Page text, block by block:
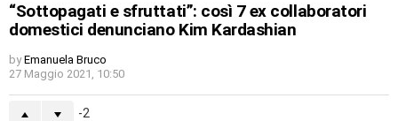
“Sottopagati e sfruttati”: così 7 ex collaboratori
domestici denunciano Kim Kardashian
by Emanuela Bruco
27 Maggio 2021, 10:50
-2